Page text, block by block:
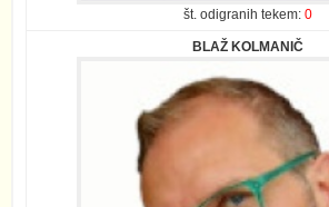
št. odigranih tekem: 0
BLAŽ KOLMANIČ